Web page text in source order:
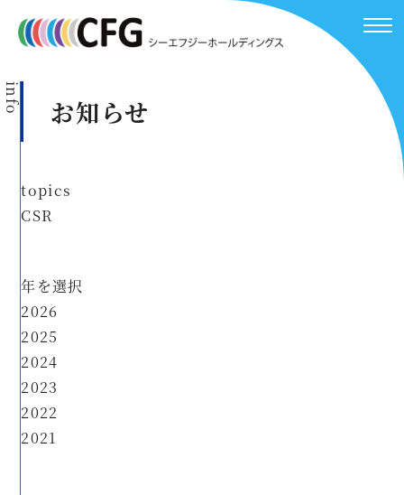
info お知らせ
topics
CSR
年を選択
2026
2025
2024
2023
2022
2021